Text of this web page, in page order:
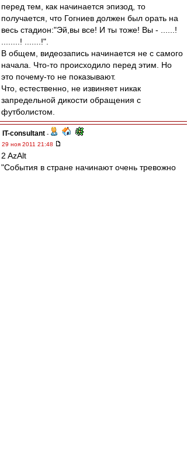
перед тем, как начинается эпизод, то
получается, что Гогниев должен был орать на
весь стадион:"Эй,вы все! И ты тоже! Вы - ......!
........! .......!".
В общем, видеозапись начинается не с самого
начала. Что-то происходило перед этим. Но
это почему-то не показывают.
Что, естественно, не извиняет никак
запредельной дикости обращения с
футболистом.
IT-consultant -
29 ноя 2011 21:48
2 AzAlt
"События в стране начинают очень тревожно